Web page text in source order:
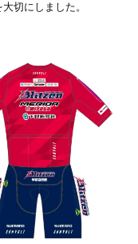
切にしました。